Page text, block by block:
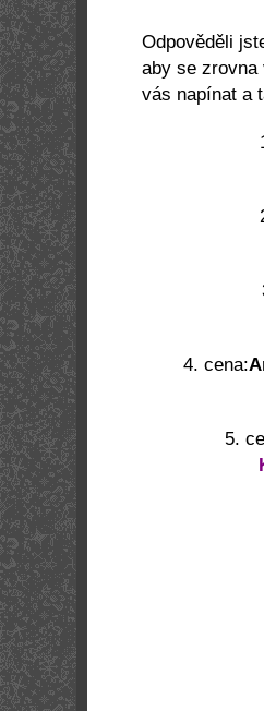
Odpověděli
aby se zrovna
vás napínat a
4. cena:
5.